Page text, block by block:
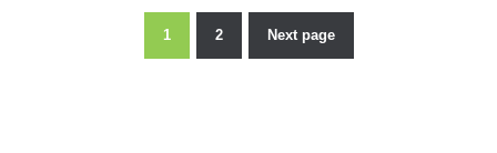
Posts
1 2 Next page